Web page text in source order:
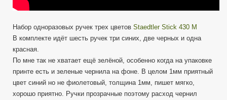
Набор одноразовых ручек трех цветов Staedtler Stick 430 M
В комплекте идёт шесть ручек три синих, две черных и одна
красная.
По мне так не хватает ещё зелёной, особенно когда на упаковке
принте есть и зеленые чернила на фоне. В целом 1мм приятный
цвет синий но не фиолетовый, толщина 1мм, пишет мягко,
хорошо приятно. Ручки прозрачные поэтому расход чернил